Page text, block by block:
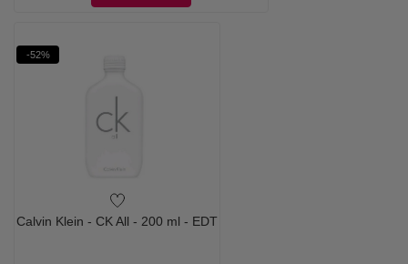
-52%
Calvin Klein - CK All - 200 ml - EDT